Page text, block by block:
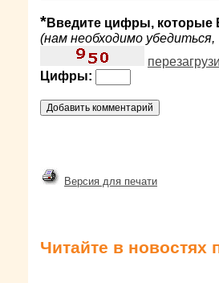
*Введите цифры, которые
(нам необходимо
Цифры:
Версия для печати
Читайте в новостях